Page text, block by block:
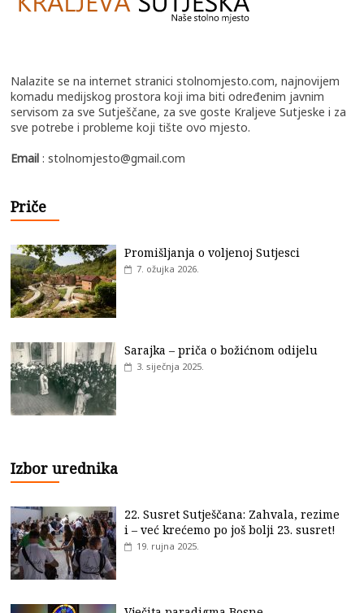
Nalazite se na internet stranici stolnomjesto.com, najnovijem
komadu medijskog prostora koji ima biti određenim javnim
servisom za sve Sutješčane, za sve goste Kraljeve Sutjeske i za
sve potrebe i probleme koji tište ovo mjesto.
Email: stolnomjesto@gmail.com
Priče
Promišljanja o voljenoj Sutjesci
7. ožujka 2026.
Sarajka – priča o božićnom odijelu
3. siječnja 2025.
Izbor urednika
22. Susret Sutješčana: Zahvala, rezime
i – već krećemo po još bolji 23. susret!
19. rujna 2025.